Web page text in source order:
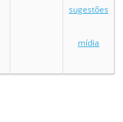
sugestões
mídia